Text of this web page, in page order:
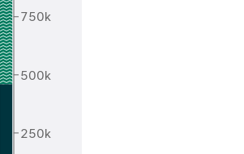
250k
500k
750k